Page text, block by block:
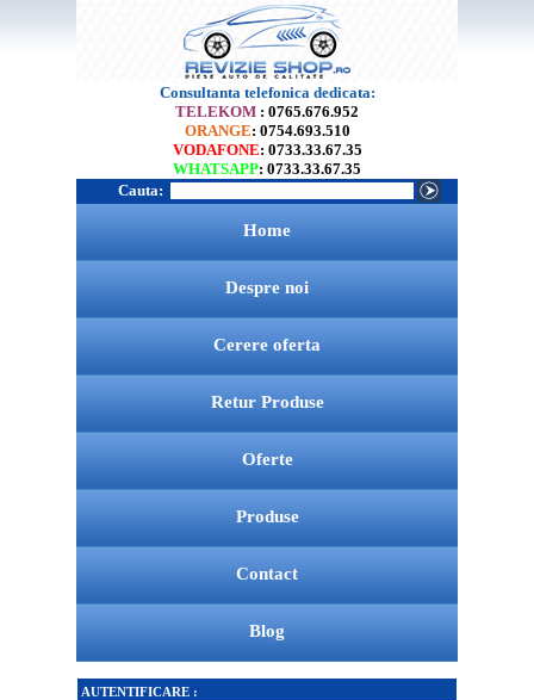
Consultanta telefonica dedicata:
TELEKOM : 0765.676.952
ORANGE: 0754.693.510
VODAFONE: 0733.33.67.35
WHATSAPP: 0733.33.67.35
Cauta:
Home
Despre noi
Cerere oferta
Retur Produse
Oferte
Produse
Contact
Blog
AUTENTIFICARE :